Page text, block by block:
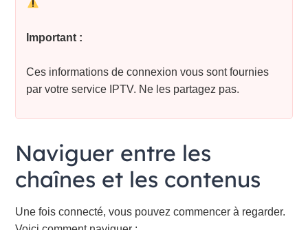
Important :
Ces informations de connexion vous sont fournies
par votre service IPTV. Ne les partagez pas.
Naviguer entre les
chaînes et les contenus
Une fois connecté, vous pouvez commencer à regarder.